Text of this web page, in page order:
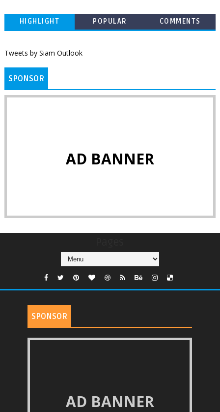
HIGHLIGHT POPULAR COMMENTS
Tweets by Siam Outlook
SPONSOR
AD BANNER
SPONSOR
AD BANNER